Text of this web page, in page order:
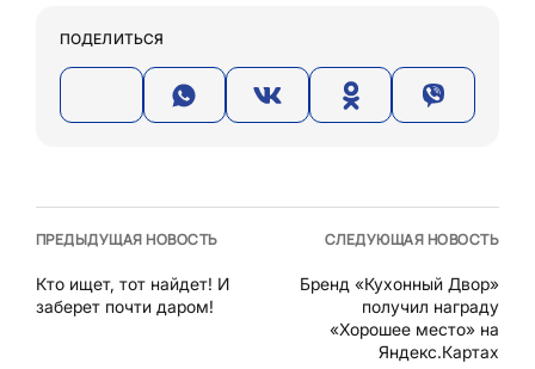
ПОДЕЛИТЬСЯ
ПРЕДЫДУЩАЯ НОВОСТЬ
Кто ищет, тот найдет! И
заберет почти даром!
СЛЕДУЮЩАЯ НОВОСТЬ
Бренд «Кухонный Двор»
получил награду
«Хорошее место» на
Яндекс.Картах